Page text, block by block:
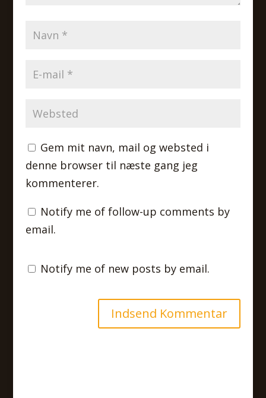
Gem mit navn, mail og websted i
denne browser til næste gang jeg
kommenterer.
Notify me of follow-up comments by
email.
Notify me of new posts by email.